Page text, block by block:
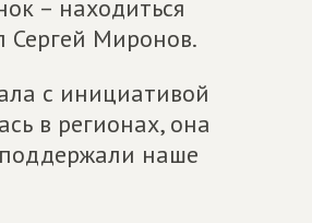
– находиться
Сергей Миронов.
с инициативой
в регионах, она
наше